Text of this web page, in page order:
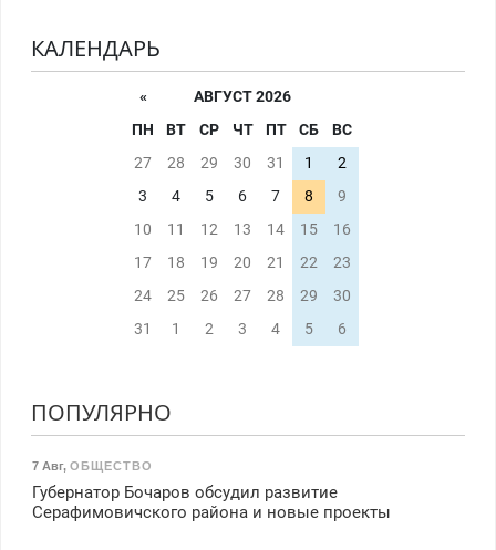
КАЛЕНДАРЬ
«
АВГУСТ 2026
ПН
ВТ СР ЧТ ПТ СБ
ВС
27
28 29 30 31 1
2
3
4 5 6 7 8
9
10
11 12 13 14 15
16
17
18 19 20 21 22
23
24
25 26 27 28 29
30
31
1 2 3 4 5 6
ПОПУЛЯРНО
7 Авг, ОБЩЕСТВО
Губернатор Бочаров обсудил развитие
Серафимовичского района и новые проекты